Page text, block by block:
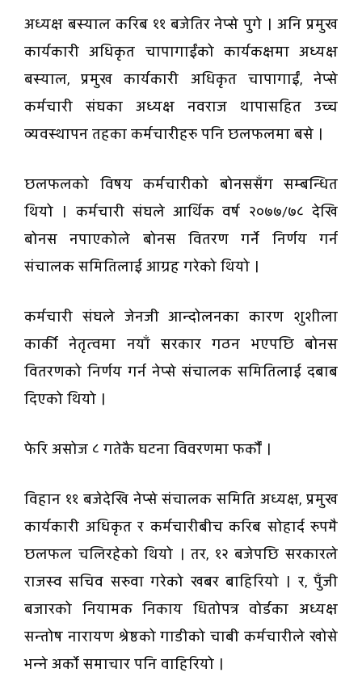
अध्यक्ष बस्याल करिब ११ बजेतिर नेप्से पुगे । अनि प्रमुख
कार्यकारी अधिकृत चापागाईंको कार्यकक्षमा अध्यक्ष
बस्याल, प्रमुख कार्यकारी अधिकृत चापागाईं, नेप्से
कर्मचारी संघका अध्यक्ष नवराज थापासहित उच्च
व्यवस्थापन तहका कर्मचारीहरु पनि छलफलमा बसे ।
छलफलको विषय कर्मचारीको बोनससँग सम्बन्धित
थियो । कर्मचारी संघले आर्थिक वर्ष २०७७/७८ देखि
बोनस नपाएकोले बोनस वितरण गर्ने निर्णय गर्न
संचालक समितिलाई आग्रह गरेको थियो ।
कर्मचारी संघले जेनजी आन्दोलनका कारण शुशीला
कार्की नेतृत्वमा नयाँ सरकार गठन भएपछि बोनस
वितरणको निर्णय गर्न नेप्से संचालक समितिलाई दबाब
दिएको थियो ।
फेरि असोज ८ गतेकै घटना विवरणमा फर्काैं ।
विहान ११ बजेदेखि नेप्से संचालक समिति अध्यक्ष, प्रमुख
कार्यकारी अधिकृत र कर्मचारीबीच करिब सोहार्द रुपमै
छलफल चलिरहेको थियो । तर, १२ बजेपछि सरकारले
राजस्व सचिव सरुवा गरेको खबर बाहिरियो । र, पुँजी
बजारको नियामक निकाय धितोपत्र वोर्डका अध्यक्ष
सन्तोष नारायण श्रेष्ठको गाडीको चाबी कर्मचारीले खोसे
भन्ने अर्काे समाचार पनि वाहिरियो ।